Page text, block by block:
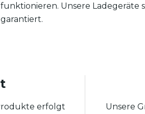
funktionieren. Unsere Ladegeräte
garantiert.
erfolgt
Unsere